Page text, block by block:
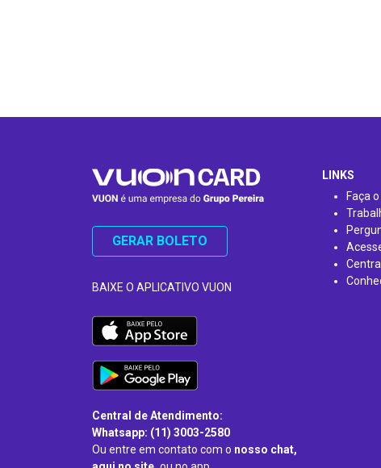
GERAR BOLETO
BAIXE O APLICATIVO VUON
Central de Atendimento:
Whatsapp: (11) 3003-2580
Ou entre em contato com o nosso chat,
LINKS
Faça